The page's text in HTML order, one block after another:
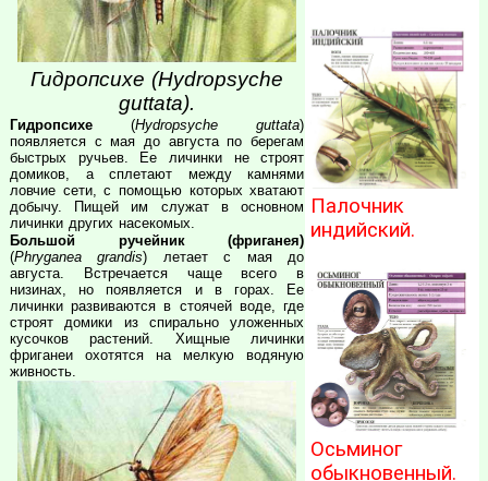
Гидропсихе (Hydropsyche
guttata).
Гидропсихе (Hydropsyche guttata)
появляется с мая до августа по берегам
быстрых ручьев. Ее личинки не строят
домиков, а сплетают между камнями
ловчие сети, с помощью которых хватают
добычу. Пищей им служат в основном
личинки других насекомых.
Большой ручейник (фриганея)
(Phryganea grandis) летает с мая до
августа. Встречается чаще всего в
низинах, но появляется и в горах. Ее
личинки развиваются в стоячей воде, где
строят домики из спирально уложенных
кусочков растений. Хищные личинки
фриганеи охотятся на мелкую водяную
живность.
Палочник
индийский.
Осьминог
обыкновенный.